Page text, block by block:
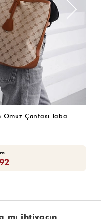
Çantası Taba
mı ihtiyacın